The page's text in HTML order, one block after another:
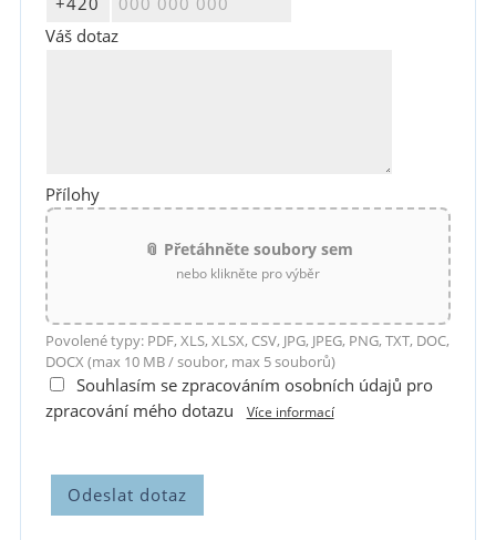
Váš dotaz
Přílohy
📎 Přetáhněte soubory sem
nebo klikněte pro výběr
Povolené typy: PDF, XLS, XLSX, CSV, JPG, JPEG, PNG, TXT, DOC,
DOCX (max 10 MB / soubor, max 5 souborů)
Souhlasím se zpracováním osobních údajů pro
zpracování mého dotazu
Více informací